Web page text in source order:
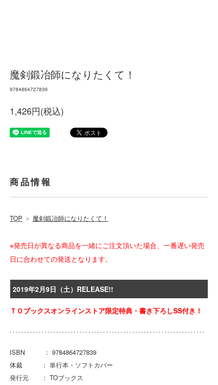
魔剣鍛冶師になりたくて！
9784864727839
1,426円(税込)
商品情報
TOP ＞ 魔剣鍛冶師になりたくて！
※発売日が異なる商品を一緒にご注文頂いた場合、一番遅い発売
日に合わせての発送となります。
2019年2月9日（土）RELEASE!!
ＴＯブックスオンラインストア限定特典・書き下ろしSS付き！
ISBN ： 9784864727839
体裁 ： 単行本・ソフトカバー
発行元 ： TOブックス